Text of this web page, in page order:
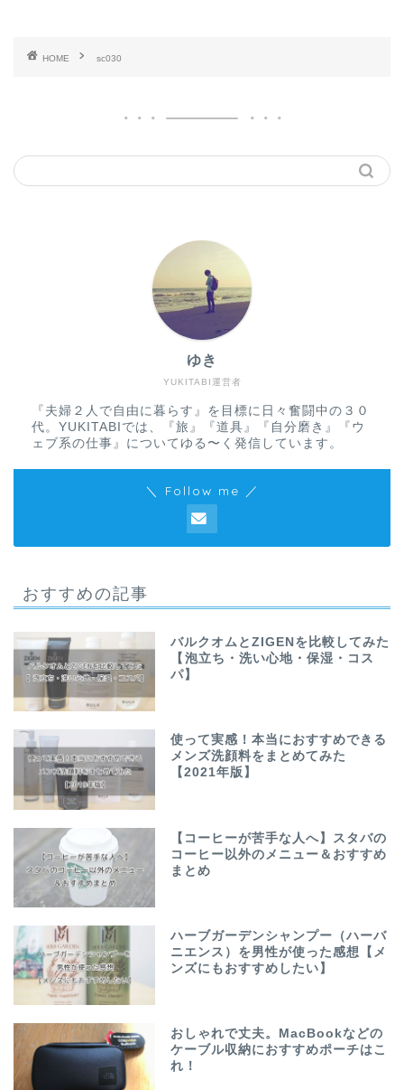
HOME sc030
YUKITABI運営者
ゆき
『夫婦２人で自由に暮らす』を目標に日々奮闘中の３０
代。YUKITABIでは、『旅』『道具』『自分磨き』『ウ
ェブ系の仕事』についてゆる〜く発信しています。
＼ Follow me ／
おすすめの記事
バルクオムとZIGENを比較してみた
【泡立ち・洗い心地・保湿・コス
パ】
使って実感！本当におすすめできる
メンズ洗顔料をまとめてみた
【2021年版】
【コーヒーが苦手な人へ】スタバの
コーヒー以外のメニュー＆おすすめ
まとめ
ハーブガーデンシャンプー（ハーバ
ニエンス）を男性が使った感想【メ
ンズにもおすすめしたい】
おしゃれで丈夫。MacBookなどの
ケーブル収納におすすめポーチはこ
れ！